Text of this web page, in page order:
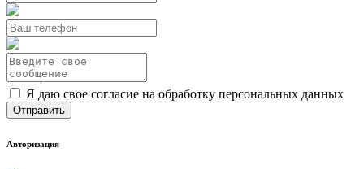
Я даю свое согласие на обработку персональных данных
Авторизация